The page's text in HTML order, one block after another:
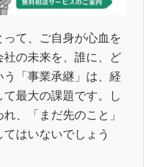
て、ご自身が心血を
の未来を、誰に、ど
「事業承継」は、経
最大の課題です。し
、「まだ先のこと」
はいないでしょう